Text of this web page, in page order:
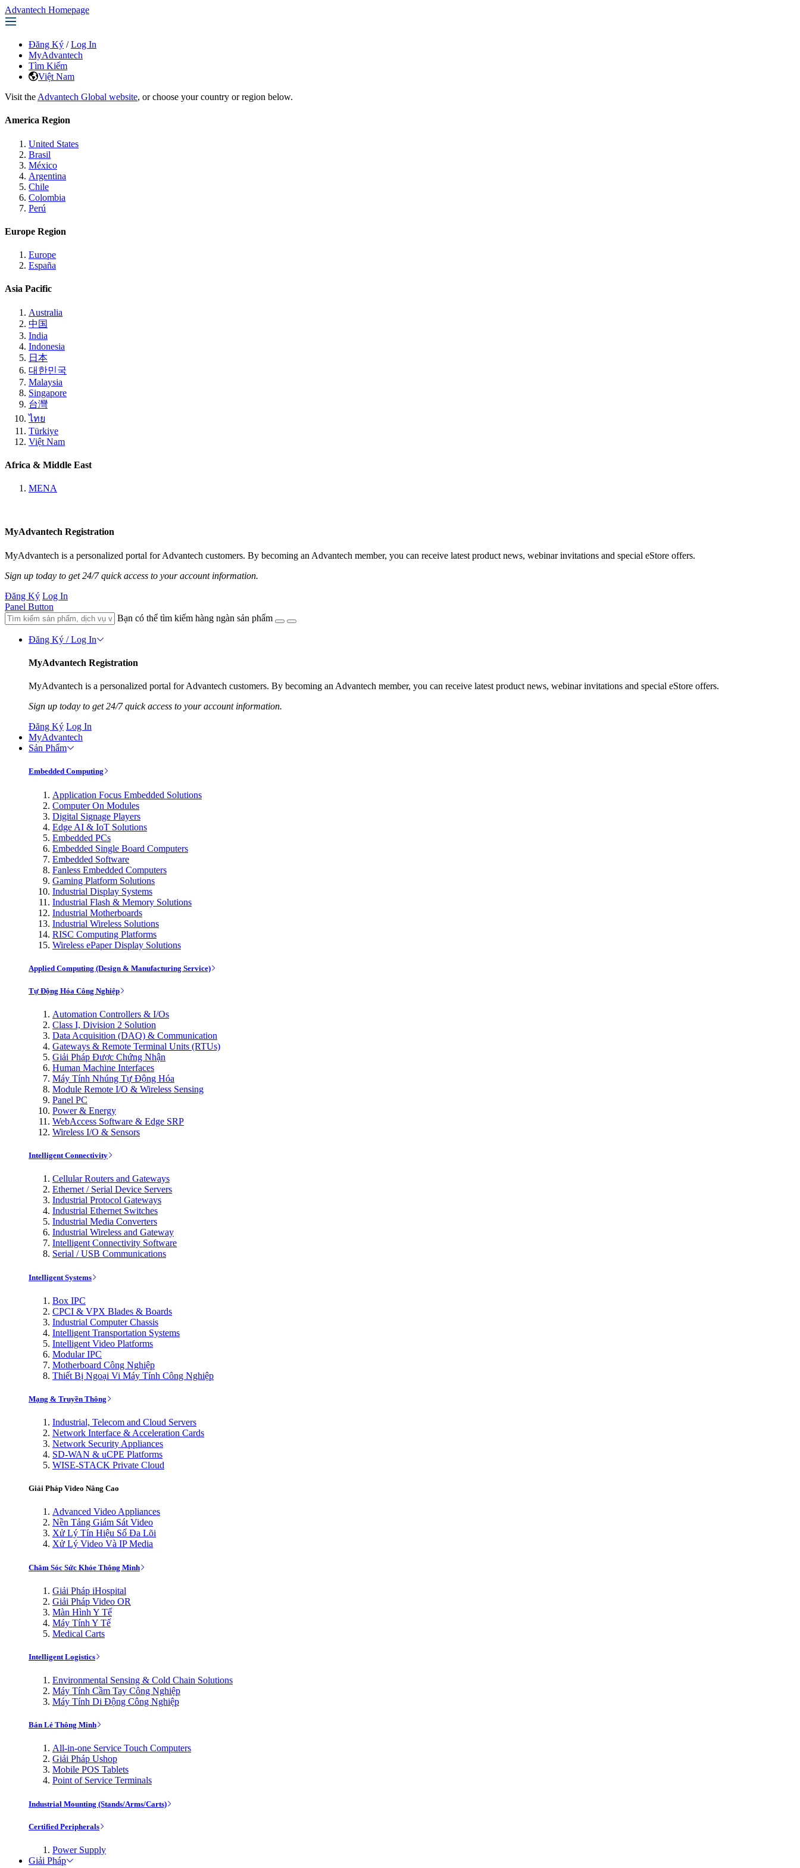
Advantech Homepage
Đăng Ký / Log In
MyAdvantech
Tìm Kiếm
Việt Nam
Visit the Advantech Global website, or choose your country or region below.
America Region
United States
Brasil
México
Argentina
Chile
Colombia
Perú
Europe Region
Europe
España
Asia Pacific
Australia
中国
India
Indonesia
日本
대한민국
Malaysia
Singapore
台灣
ไทย
Türkiye
Việt Nam
Africa & Middle East
MENA
MyAdvantech Registration
MyAdvantech is a personalized portal for Advantech customers. By becoming an Advantech member, you can receive latest product news, webinar invitations and special eStore offers.
Sign up today to get 24/7 quick access to your account information.
Đăng Ký Log In
Panel Button
Bạn có thể tìm kiếm hàng ngàn sản phẩm
Đăng Ký / Log In
MyAdvantech Registration
MyAdvantech is a personalized portal for Advantech customers. By becoming an Advantech member, you can receive latest product news, webinar invitations and special eStore offers.
Sign up today to get 24/7 quick access to your account information.
Đăng Ký Log In
MyAdvantech
Sản Phẩm
Embedded Computing
Application Focus Embedded Solutions
Computer On Modules
Digital Signage Players
Edge AI & IoT Solutions
Embedded PCs
Embedded Single Board Computers
Embedded Software
Fanless Embedded Computers
Gaming Platform Solutions
Industrial Display Systems
Industrial Flash & Memory Solutions
Industrial Motherboards
Industrial Wireless Solutions
RISC Computing Platforms
Wireless ePaper Display Solutions
Applied Computing (Design & Manufacturing Service)
Tự Động Hóa Công Nghiệp
Automation Controllers & I/Os
Class I, Division 2 Solution
Data Acquisition (DAQ) & Communication
Gateways & Remote Terminal Units (RTUs)
Giải Pháp Được Chứng Nhận
Human Machine Interfaces
Máy Tính Nhúng Tự Động Hóa
Module Remote I/O & Wireless Sensing
Panel PC
Power & Energy
WebAccess Software & Edge SRP
Wireless I/O & Sensors
Intelligent Connectivity
Cellular Routers and Gateways
Ethernet / Serial Device Servers
Industrial Protocol Gateways
Industrial Ethernet Switches
Industrial Media Converters
Industrial Wireless and Gateway
Intelligent Connectivity Software
Serial / USB Communications
Intelligent Systems
Box IPC
CPCI & VPX Blades & Boards
Industrial Computer Chassis
Intelligent Transportation Systems
Intelligent Video Platforms
Modular IPC
Motherboard Công Nghiệp
Thiết Bị Ngoại Vi Máy Tính Công Nghiệp
Mạng & Truyền Thông
Industrial, Telecom and Cloud Servers
Network Interface & Acceleration Cards
Network Security Appliances
SD-WAN & uCPE Platforms
WISE-STACK Private Cloud
Giải Pháp Video Nâng Cao
Advanced Video Appliances
Nền Tảng Giám Sát Video
Xử Lý Tín Hiệu Số Đa Lõi
Xử Lý Video Và IP Media
Chăm Sóc Sức Khỏe Thông Minh
Giải Pháp iHospital
Giải Pháp Video OR
Màn Hình Y Tế
Máy Tính Y Tế
Medical Carts
Intelligent Logistics
Environmental Sensing & Cold Chain Solutions
Máy Tính Cầm Tay Công Nghiệp
Máy Tính Di Động Công Nghiệp
Bán Lẻ Thông Minh
All-in-one Service Touch Computers
Giải Pháp Ushop
Mobile POS Tablets
Point of Service Terminals
Industrial Mounting (Stands/Arms/Carts)
Certified Peripherals
Power Supply
Giải Pháp